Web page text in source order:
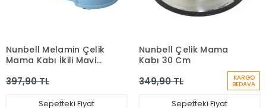
Nunbell Melamin Çelik
Mama Kabı İkili Mavi
397,90 TL
Sepetteki Fiyat
Nunbell Çelik Mama
Kabı 30 Cm
349,90 TL KARGO
BEDAVA
Sepetteki Fiyat